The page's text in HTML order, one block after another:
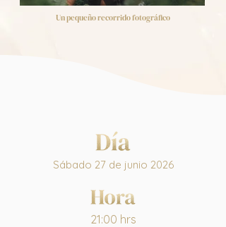
Un pequeño recorrido fotográfico
Sábado 27 de junio 2026
21:00 hrs